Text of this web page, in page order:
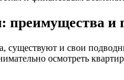
преимущества и
существуют и свои
осмотреть